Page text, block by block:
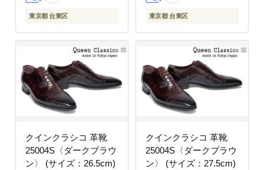
東京都 台東区 東京都 台東区
クインクラシコ 革靴
25004S〈ダークブラウ
ン〉 (サイズ：26.5cm)
クインクラシコ 革靴
25004S〈ダークブラウ
ン〉 (サイズ：27.5cm)